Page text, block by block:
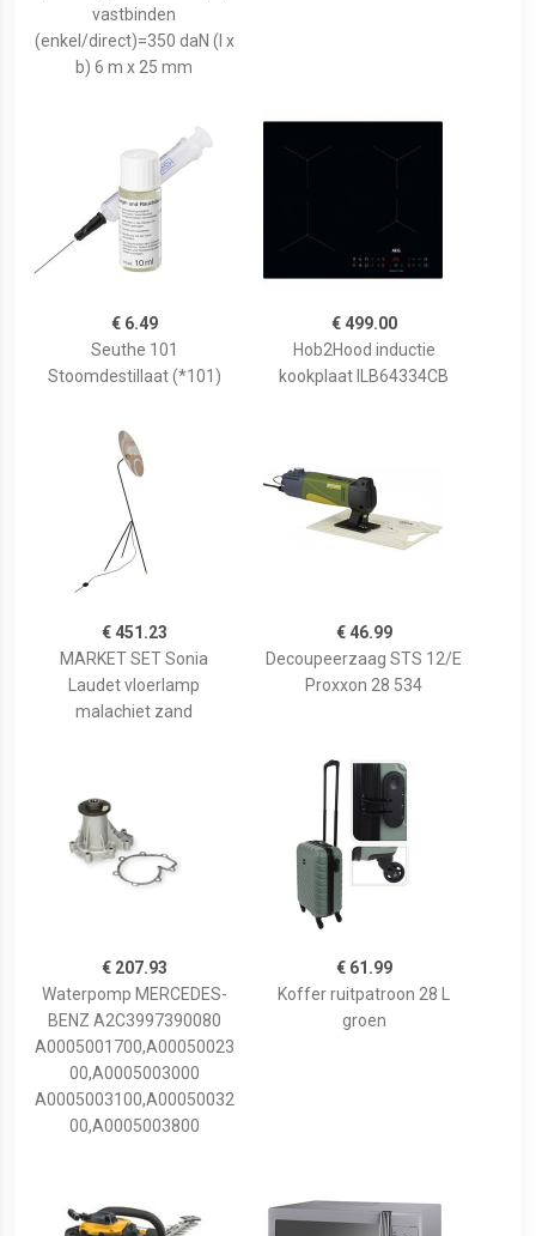
vastbinden
(enkel/direct)=350 daN (l x
b) 6 m x 25 mm
€ 6.49
Seuthe 101
Stoomdestillaat (*101)
€ 499.00
Hob2Hood inductie
kookplaat ILB64334CB
€ 451.23
MARKET SET Sonia
Laudet vloerlamp
malachiet zand
€ 46.99
Decoupeerzaag STS 12/E
Proxxon 28 534
€ 207.93
Waterpomp MERCEDES-
BENZ A2C3997390080
A0005001700,A00050023
00,A0005003000
A0005003100,A00050032
00,A0005003800
€ 61.99
Koffer ruitpatroon 28 L
groen